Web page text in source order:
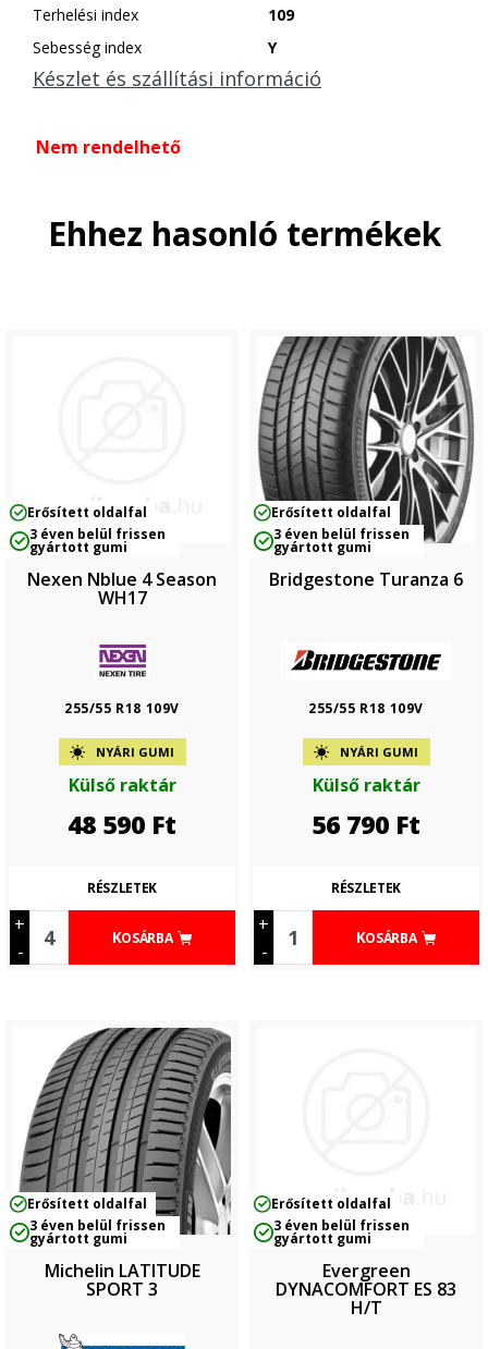
Terhelési index
109
Sebesség index
Y
Készlet és szállítási információ
Nem rendelhető
Ehhez hasonló termékek
Erősített oldalfal
3 éven belül frissen
gyártott gumi
Nexen Nblue 4 Season
WH17
255/55 R18 109V
NYÁRI GUMI
Külső raktár
48 590 Ft
+
-
KOSÁRBA
RÉSZLETEK
Erősített oldalfal
3 éven belül frissen
gyártott gumi
Bridgestone Turanza 6
255/55 R18 109V
NYÁRI GUMI
Külső raktár
56 790 Ft
+
-
KOSÁRBA
RÉSZLETEK
Erősített oldalfal
3 éven belül frissen
gyártott gumi
Michelin LATITUDE
SPORT 3
Erősített oldalfal
3 éven belül frissen
gyártott gumi
Evergreen
DYNACOMFORT ES 83
H/T